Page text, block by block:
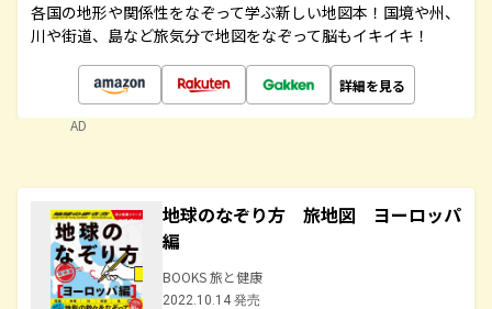
各国の地形や関係性をなぞって学ぶ新しい地図本！国境や州、
川や街道、島など旅気分で地図をなぞって脳もイキイキ！
詳細を見る
AD
地球のなぞり方 旅地図 ヨーロッパ
編
BOOKS 旅と健康
2022.10.14 発売